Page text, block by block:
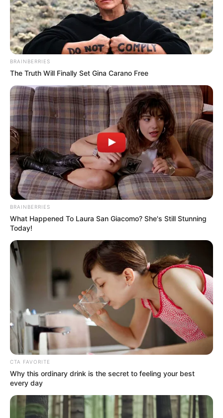
UNIRSE AL CANAL DE WHATSAPP
LaDivisión Mayor del Fútbol Colombiano
dio a conocer
la totalidad del calendario establecido para la
Liga
Betplay 2023-I,donde se jugarán las 20 fechas con dos
nuevos integrantes:
El torneo en esa fase inicial está pactado para que inicie
el próximo25 de enero y termine el 14 de mayo, por lo
que la primera fecha tendrá compromisos bastante
llamativos que podrán darle forma a los equipos que se
reforzaron para esta temporada.
Dentro de los partidos más importantes de la jornada
inicial estánTolima vs América de Cali,
Deportivo Cali vs
Deportivo Pereira y Millonarios vs Pasto.
Por ahora no se conocen las horas de cada encuentro,
pero lo que sí es cierto es que se debe tener en cuenta el
BRAINBERRIES
The Truth Will Finally Set Gina Carano Free
BRAINBERRIES
What Happened To Laura San Giacomo? She's Still Stunning
Today!
CTA FAVORITE
Why this ordinary drink is the secret to feeling your best
every day